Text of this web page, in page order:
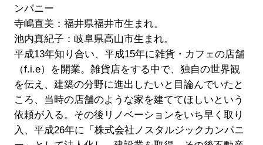
ンパニー
寺嶋直美：福井県福井市生まれ。
池内真紀子：岐阜県高山市生まれ。
平成13年知り合い、平成15年に雑貨・カフェの店舗
（f.i.e）を開業。雑貨店をする中で、独自の世界観
を伝え、建築の分野に進出したいと目論んでいたと
ころ、当時の店舗のような家を建ててほしいという
依頼が入る。その後リノベーションをいち早く取り
入、平成26年に「株式会社ノスタルジックカンパニ